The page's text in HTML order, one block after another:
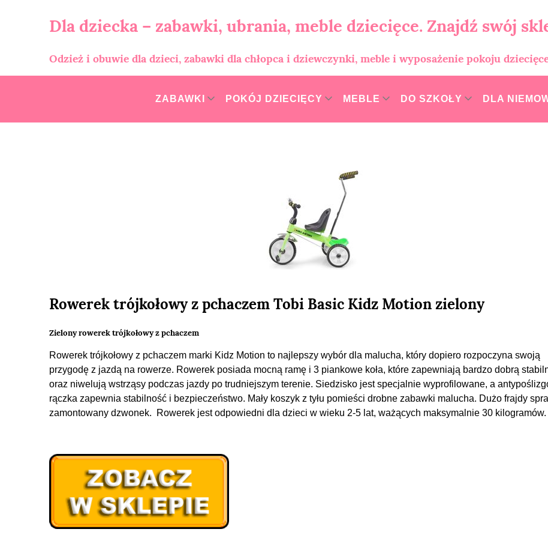
Dla dziecka – zabawki, ubrania, meble dziecięce. Znajdź swój
Odzież i obuwie dla dzieci, zabawki dla chłopca i dziewczynki, meble i wyposażenie pokoju
ZABAWKI POKÓJ DZIECIĘCY MEBLE DO SZKOŁY DLA
Rowerek trójkołowy z pchaczem Tobi Basic Kidz Motion zielony
Zielony rowerek trójkołowy z pchaczem
Rowerek trójkołowy z pchaczem marki Kidz Motion to najlepszy wybór dla malucha, który dopiero rozpoczyna swoją
przygodę z jazdą na rowerze. Rowerek posiada mocną ramę i 3 piankowe koła, które zapewniają bardzo dobrą
oraz niwelują wstrząsy podczas jazdy po trudniejszym terenie. Siedzisko jest specjalnie wyprofilowane, a
rączka zapewnia stabilność i bezpieczeństwo. Mały koszyk z tyłu pomieści drobne zabawki malucha. Dużo frajdy
zamontowany dzwonek. Rowerek jest odpowiedni dla dzieci w wieku 2-5 lat, ważących maksymalnie 30 kilogramów.